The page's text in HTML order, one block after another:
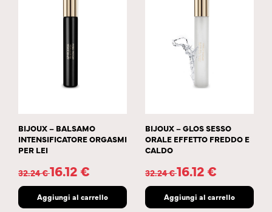
BIJOUX – BALSAMO
INTENSIFICATORE ORGASMI
PER LEI
32.24€16.12€
Aggiungi al carrello
BIJOUX – GLOS SESSO
ORALE EFFETTO FREDDO E
CALDO
32.24€16.12€
Aggiungi al carrello